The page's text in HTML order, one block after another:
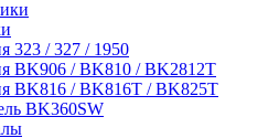
323 / 327 / 1950
BK906 / BK810 / BK2812T
BK816 / BK816T / BK825T
BK360SW